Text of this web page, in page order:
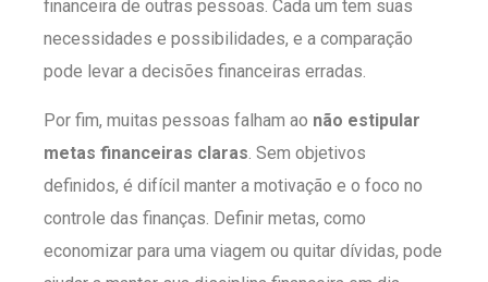
financeira de outras pessoas. Cada um tem suas
necessidades e possibilidades, e a comparação
pode levar a decisões financeiras erradas.
Por fim, muitas pessoas falham ao não estipular
metas financeiras claras . Sem objetivos
definidos, é difícil manter a motivação e o foco no
controle das finanças. Definir metas, como
economizar para uma viagem ou quitar dívidas, pode